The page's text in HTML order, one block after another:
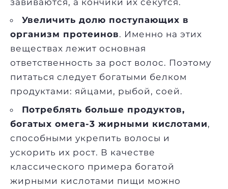
Увеличить долю поступающих в
организм протеинов. Именно на этих
веществах лежит основная
ответственность за рост волос. Поэтому
питаться следует богатыми белком
продуктами: яйцами, рыбой, соей.
Потреблять больше продуктов,
богатых омега-3 жирными кислотами,
способными укрепить волосы и
ускорить их рост. В качестве
классического примера богатой
жирными кислотами пищи можно